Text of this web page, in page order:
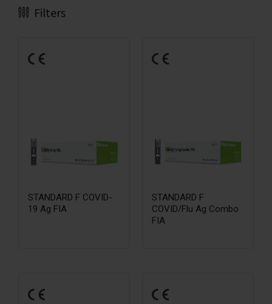
Filters
STANDARD F COVID-
19 Ag FIA
STANDARD F
COVID/Flu Ag Combo
FIA